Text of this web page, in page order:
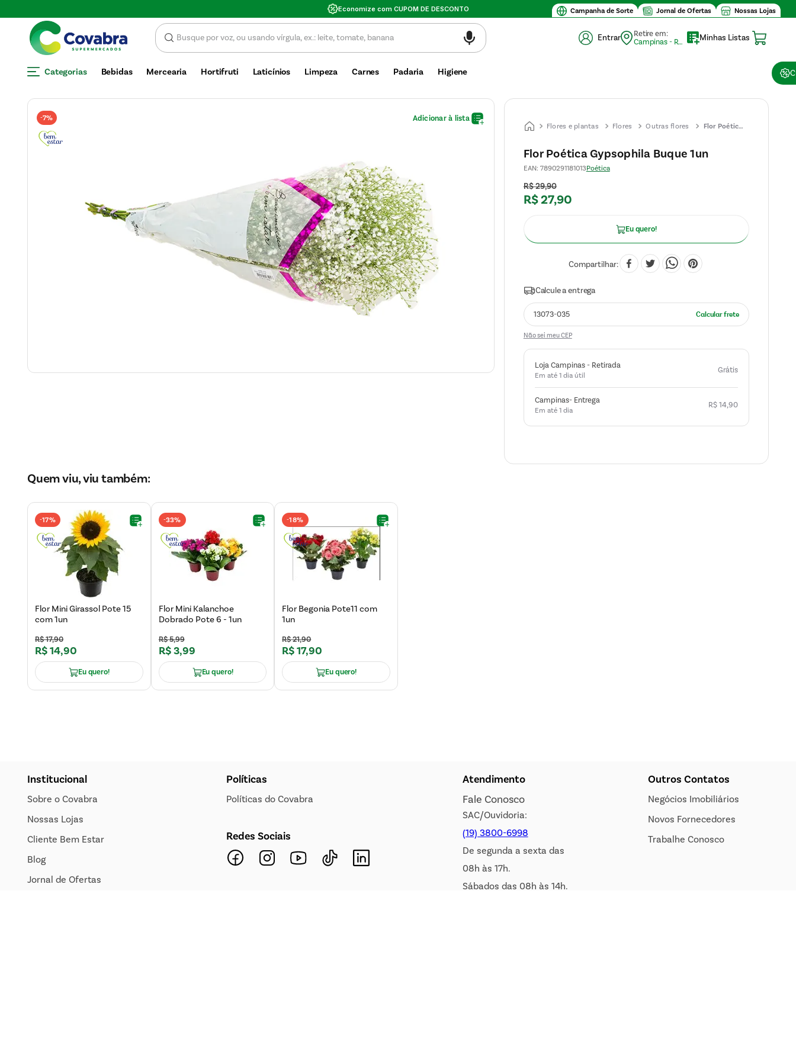
Campanha de Sorte Jornal de Ofertas Nossas Lojas
Valor mínimo de compra $30
Entrar
Retire em:
Campinas - Retirada (10)
Minhas Listas
Categorias Bebidas Mercearia Hortifruti Laticínios Limpeza Carnes Padaria Higiene
-7%
Flores e plantas
Flores Outras flores
Flor Poética
Buque 1un
Flor Poética Gypsophila Buque 1un
EAN: 7890291181013Poética
R$29,90
R$27,90
Eu quero!
Compartilhar
Não sei meu CEP
Loja Campinas - Retirada
Em até 1 dia útil
Grátis
Campinas- Entrega
Em até 1 dia
R$ 14,90
Quem viu, viu também:
-17%
Flor Mini Girassol Pote 15
com 1un
R$17,90
R$14,90
Eu quero!
-33%
Flor Mini Kalanchoe
Dobrado Pote 6 - 1un
R$5,99
R$3,99
Eu quero!
-18%
Flor Begonia Pote11 com
1un
R$21,90
R$17,90
Eu quero!
Institucional
Sobre o Covabra
Nossas Lojas
Cliente Bem Estar
Blog
Jornal de Ofertas
Políticas
Políticas do Covabra
Redes Sociais
Atendimento
Fale Conosco
SAC/Ouvidoria:
(19) 3800-6998
De segunda a sexta das
08h às 17h.
Sábados das 08h às 14h.
Outros Contatos
Negócios Imobiliários
Novos Fornecedores
Trabalhe Conosco